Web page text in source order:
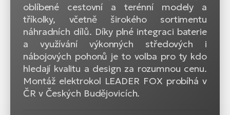
oblíbené cestovní a terénní modely a
tříkolky, včetně širokého sortimentu
náhradních dílů. Díky plné integraci baterie
a využívání výkonných středových i
nábojových pohonů je to volba pro ty kdo
hledají kvalitu a design za rozumnou cenu.
Montáž elektrokol LEADER FOX probíhá v
ČR v Českých Budějovicích.